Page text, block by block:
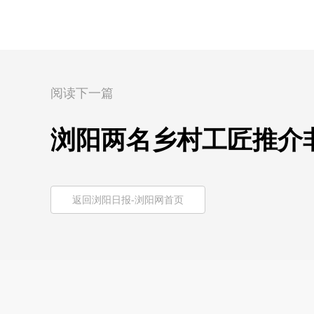
阅读下一篇
浏阳两名乡村工匠推介
返回浏阳日报-浏阳网首页